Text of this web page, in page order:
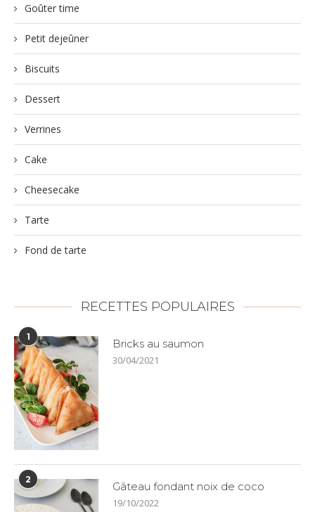
Goûter time
Petit dejeûner
Biscuits
Dessert
Verrines
Cake
Cheesecake
Tarte
Fond de tarte
RECETTES POPULAIRES
1
Bricks au saumon
30/04/2021
2
Gâteau fondant noix de coco
19/10/2022